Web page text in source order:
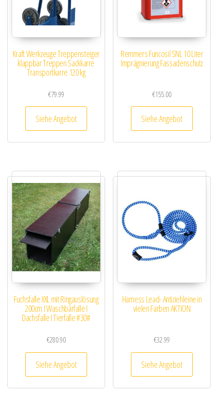
Kraft Werkzeuge Treppensteiger
klappbar Treppen Sackkarre
Transportkarre 120 kg
€79.99
Siehe Angebot
Remmers Funcosil SNL 10 Liter
Imprägnierung Fassadenschutz
€155.00
Siehe Angebot
Fuchsfalle XXL mit Ringauslösung
200cm I Waschbärfalle I
Dachsfalle I Tierfalle #30#
€280.90
Siehe Angebot
Harness Lead- Antiziehleine in
vielen Farben AKTION
€32.99
Siehe Angebot